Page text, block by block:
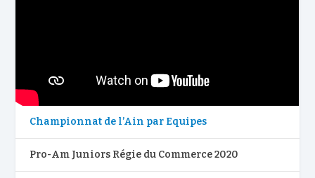
Championnat de l’Ain par Equipes
Pro-Am Juniors Régie du Commerce 2020